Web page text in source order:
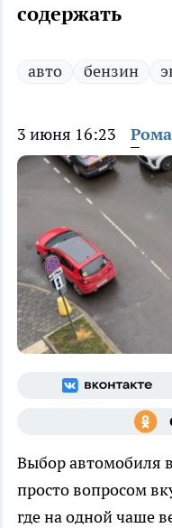
содержать
авто бензин
3 июня 16:23
Выбор автомобиля
просто вопросом
где на одной чаше